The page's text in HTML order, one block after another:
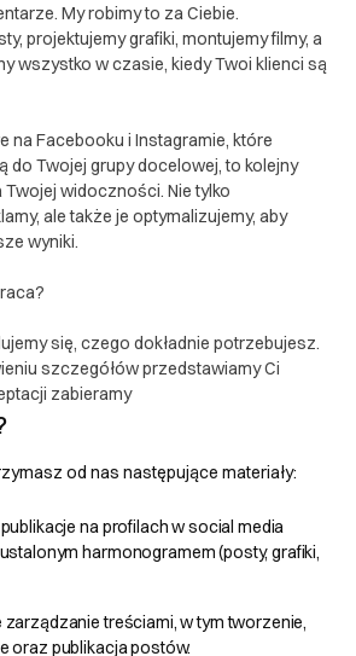
My robimy to za Ciebie.
projektujemy grafiki, montujemy filmy, a
wszystko w czasie, kiedy Twoi klienci są
na Facebooku i Instagramie, które
do Twojej grupy docelowej, to kolejny
widoczności. Nie tylko
ale także je optymalizujemy, aby
wyniki.
się, czego dokładnie potrzebujesz.
szczegółów przedstawiamy Ci
zabieramy
od nas następujące materiały:
na profilach w social media
harmonogramem (posty, grafiki,
zarządzanie treściami, w tym tworzenie,
oraz publikacja postów.